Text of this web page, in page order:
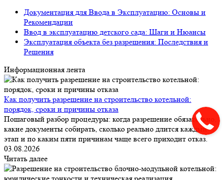
Документация для Ввода в Эксплуатацию: Основы и
Рекомендации
Ввод в эксплуатацию детского сада: Шаги и Нюансы
Эксплуатация объекта без разрешения: Последствия и
Решения
Информационная лента
Как получить разрешение на строительство котельной:
порядок, сроки и причины отказа
Пошаговый разбор процедуры: когда разрешение обязательно,
какие документы собирать, сколько реально длится каждый
этап и по каким пяти причинам чаще всего приходит отказ.
03.08.2026
Читать далее